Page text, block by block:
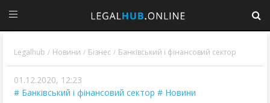
Legalhub / Новини / Бізнес / Банківський і фінансовий сектор
01.12.2020, 12:23
Банківський і фінансовий сектор
Новини